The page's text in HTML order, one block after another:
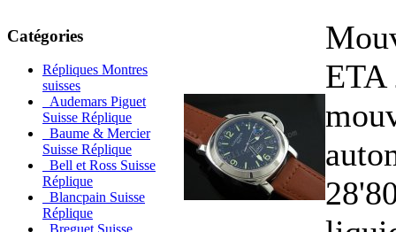
Catégories
Répliques Montres
suisses
Audemars Piguet
Suisse Réplique
Baume & Mercier
Suisse Réplique
Bell et Ross Suisse
Réplique
Blancpain Suisse
Réplique
ETA